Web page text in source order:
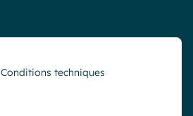
Conditions techniques